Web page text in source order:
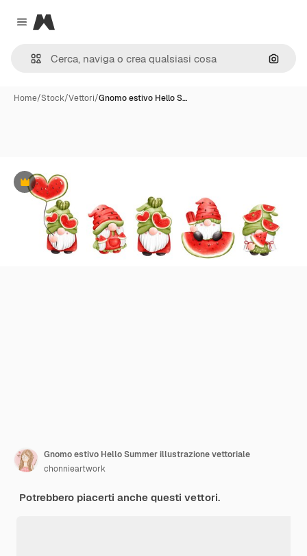
Close menu
Magnific
Cerca
Home/Stock/Vettori/Gnomo estivo Hello S…
Premium
Gnomo estivo Hello Summer illustrazione vettoriale
chonnieartwork
Potrebbero piacerti anche questi vettori.